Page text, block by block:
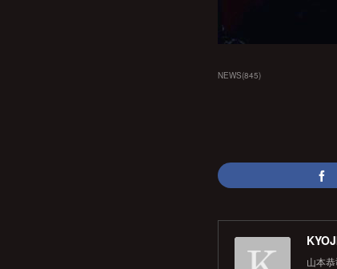
NEWS(845)
山本